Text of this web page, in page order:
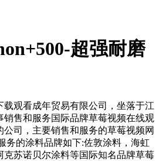
超强耐磨
观看成年贸易有限公司，坐落于江
销售和服务国际品牌草莓视频在线观
司，主要销售和服务的草莓视频网
的涂料品牌如下:佐敦涂料，海虹
，阿克苏诺贝尔涂料等国际知名品牌草莓